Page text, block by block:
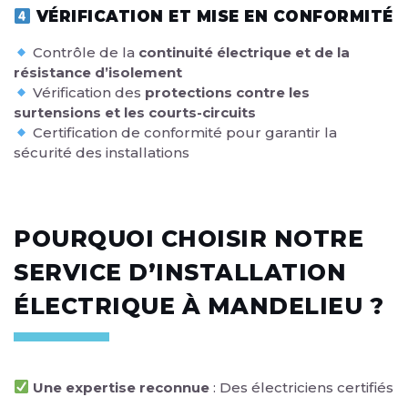
VÉRIFICATION ET MISE EN CONFORMITÉ
Contrôle de la continuité électrique et de la
résistance d’isolement
Vérification des protections contre les
surtensions et les courts-circuits
Certification de conformité pour garantir la
sécurité des installations
POURQUOI CHOISIR NOTRE
SERVICE D’INSTALLATION
ÉLECTRIQUE À MANDELIEU ?
Une expertise reconnue : Des électriciens certifiés